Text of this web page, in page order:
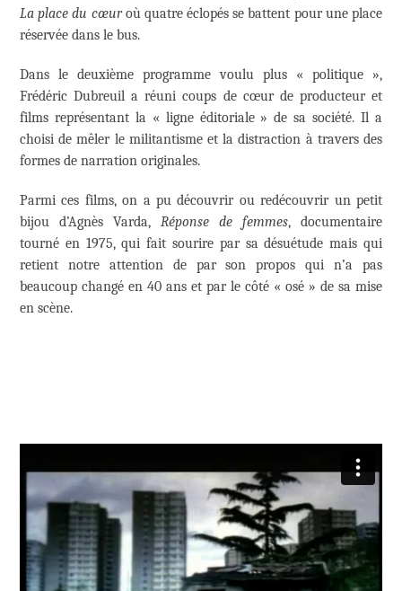
La place du cœuroù quatre éclopés se battent pour une place
réservée dans le bus.
Dans le deuxième programme voulu plus « politique »,
Frédéric Dubreuil a réuni coups de cœur de producteur et
films représentant la « ligne éditoriale » de sa société. Il a
choisi de mêler le militantisme et la distraction à travers des
formes de narration originales.
Parmi ces films, on a pu découvrir ou redécouvrir un petit
bijou d’Agnès Varda, Réponse de femmes, documentaire
tourné en 1975, qui fait sourire par sa désuétude mais qui
retient notre attention de par son propos qui n’a pas
beaucoup changé en 40 ans et par le côté « osé » de sa mise
en scène.